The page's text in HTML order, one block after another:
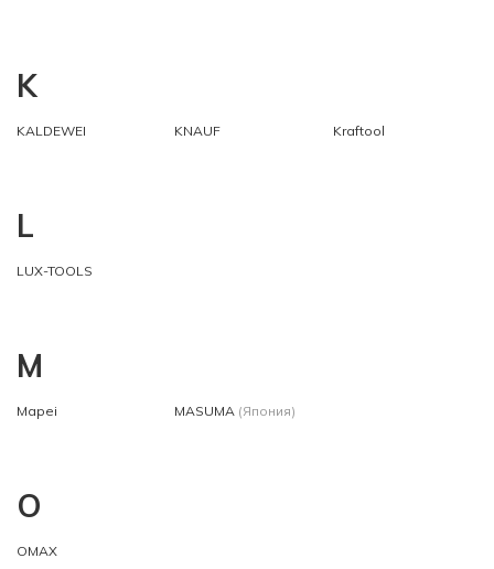
K
KALDEWEI KNAUF Kraftool
L
LUX-TOOLS
M
Mapei MASUMA (Япония)
O
OMAX